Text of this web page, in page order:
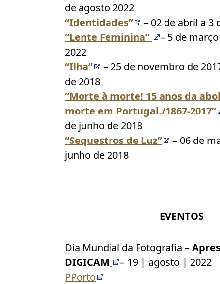
de agosto 2022
“Identidades”
– 02 de abril a 3
“Lente Feminina”
– 5 de
2022
“Ilha”
– 25 de novembro de
de 2018
“Morte à morte! 15 anos da
morte em Portugal./1867-2017”
de junho de 2018
“Sequestros de Luz”
– 06 de
junho de 2018
EVENTOS
Dia Mundial da Fotografia –
DIGICAM
– 19 | agosto | 2022
PPorto